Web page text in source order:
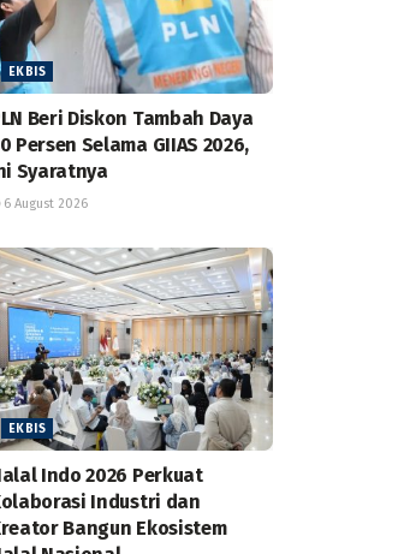
EKBIS
Beri Diskon Tambah Daya
Persen Selama GIIAS 2026,
Syaratnya
6 August 2026
EKBIS
Indo 2026 Perkuat
Industri dan
Bangun Ekosistem